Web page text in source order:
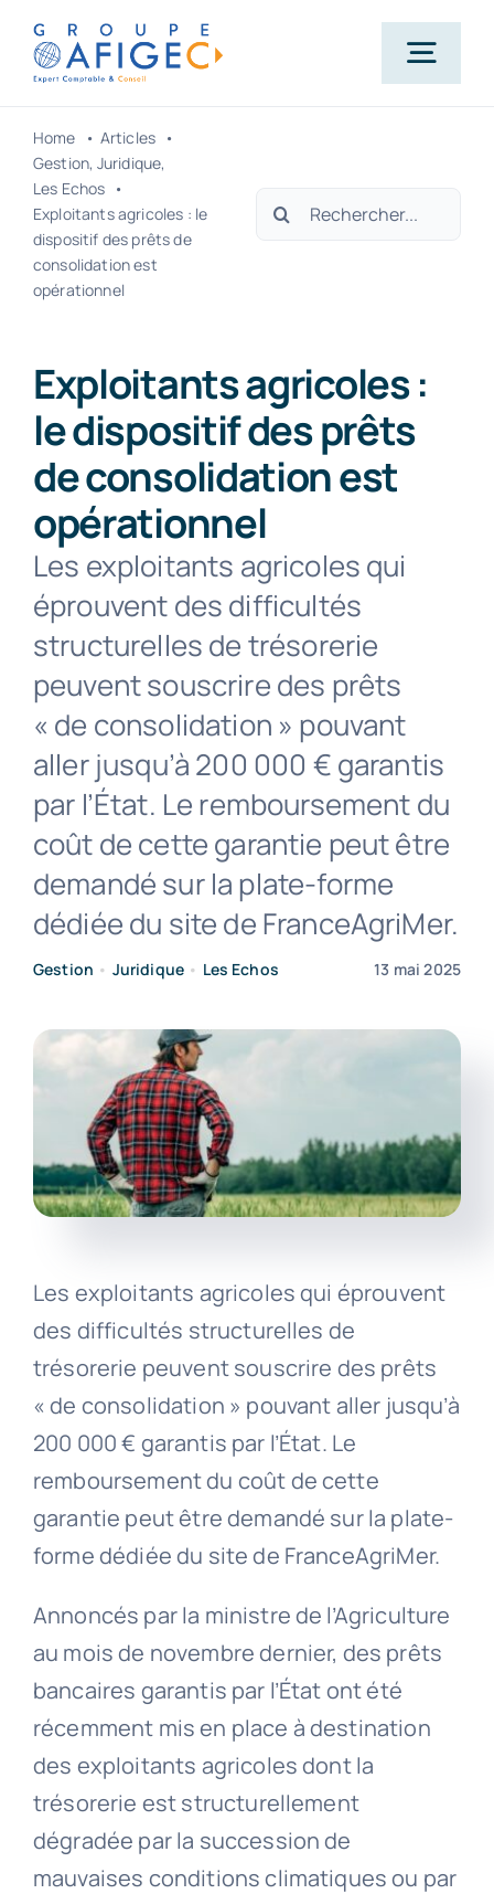
Passer
contenu
Qui-sommes-nous ?
Actualités
Carrière
Contact
Home
Articles
Gestion Juridique
Les Echos
Exploitants agricoles : le
dispositif des prêts de
consolidation est
opérationnel
Rechercher:
Exploitants agricoles :
le dispositif des prêts
de consolidation est
opérationnel
Les exploitants agricoles qui
éprouvent des difficultés
structurelles de trésorerie
peuvent souscrire des prêts
« de consolidation » pouvant
aller jusqu’à 200 000 € garantis
par l’État. Le remboursement du
coût de cette garantie peut être
demandé sur la plate-forme
dédiée du site de FranceAgriMer.
Gestion • Juridique • Les Echos 13 mai 2025
Les exploitants agricoles qui éprouvent
des difficultés structurelles de
trésorerie peuvent souscrire des prêts
« de consolidation » pouvant aller jusqu’à
200 000 € garantis par l’État. Le
remboursement du coût de cette
garantie peut être demandé sur la plate-
forme dédiée du site de FranceAgriMer.
Annoncés par la ministre de l’Agriculture
au mois de novembre dernier, des prêts
bancaires garantis par l’État ont été
récemment mis en place à destination
des exploitants agricoles dont la
trésorerie est structurellement
dégradée par la succession de
mauvaises conditions climatiques ou par